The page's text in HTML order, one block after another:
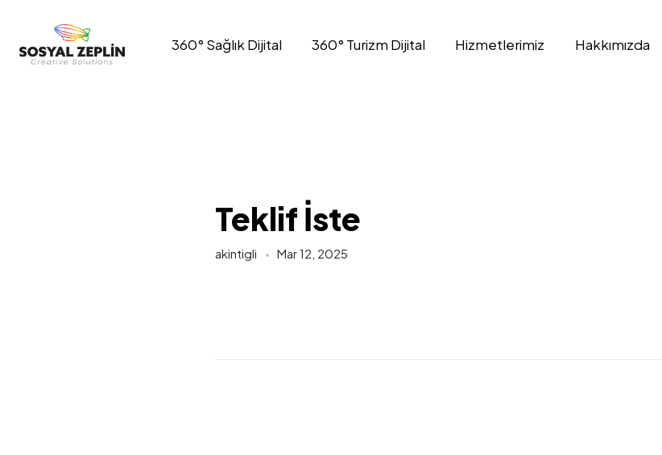
360° Sağlık Dijital 360° Turizm Dijital Hizmetlerimiz Hakkımızda
Teklif İste
akintigli Mar 12, 2025